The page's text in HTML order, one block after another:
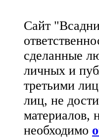
Сайт
сделанные
личных и
третьими
лиц, не
материалов,
необходимо